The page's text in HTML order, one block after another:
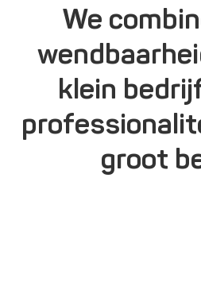
We
klein
groot